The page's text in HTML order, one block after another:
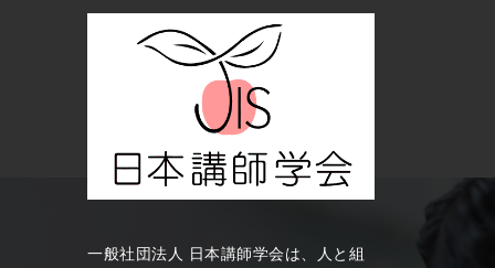
一般社団法人 日本講師学会は、人と組